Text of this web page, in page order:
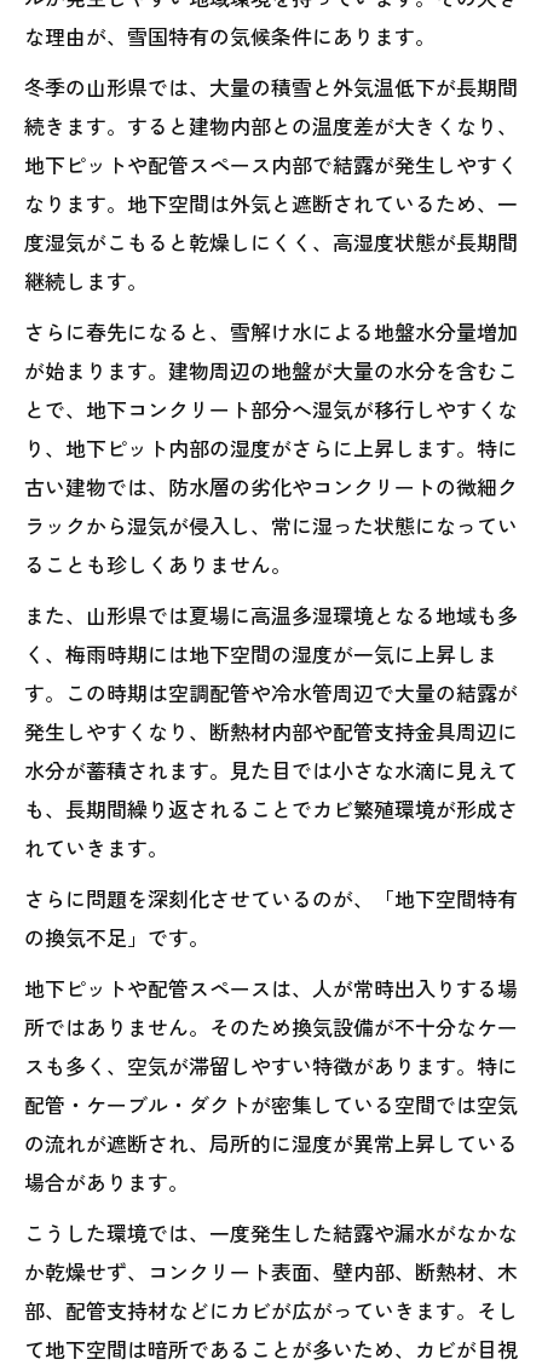
な理由が、雪国特有の気候条件にあります。
冬季の山形県では、大量の積雪と外気温低下が長期間
続きます。すると建物内部との温度差が大きくなり、
地下ピットや配管スペース内部で結露が発生しやすく
なります。地下空間は外気と遮断されているため、一
度湿気がこもると乾燥しにくく、高湿度状態が長期間
継続します。
さらに春先になると、雪解け水による地盤水分量増加
が始まります。建物周辺の地盤が大量の水分を含むこ
とで、地下コンクリート部分へ湿気が移行しやすくな
り、地下ピット内部の湿度がさらに上昇します。特に
古い建物では、防水層の劣化やコンクリートの微細ク
ラックから湿気が侵入し、常に湿った状態になってい
ることも珍しくありません。
また、山形県では夏場に高温多湿環境となる地域も多
く、梅雨時期には地下空間の湿度が一気に上昇しま
す。この時期は空調配管や冷水管周辺で大量の結露が
発生しやすくなり、断熱材内部や配管支持金具周辺に
水分が蓄積されます。見た目では小さな水滴に見えて
も、長期間繰り返されることでカビ繁殖環境が形成さ
れていきます。
さらに問題を深刻化させているのが、「地下空間特有
の換気不足」です。
地下ピットや配管スペースは、人が常時出入りする場
所ではありません。そのため換気設備が不十分なケー
スも多く、空気が滞留しやすい特徴があります。特に
配管・ケーブル・ダクトが密集している空間では空気
の流れが遮断され、局所的に湿度が異常上昇している
場合があります。
こうした環境では、一度発生した結露や漏水がなかな
か乾燥せず、コンクリート表面、壁内部、断熱材、木
部、配管支持材などにカビが広がっていきます。そし
て地下空間は暗所であることが多いため、カビが目視